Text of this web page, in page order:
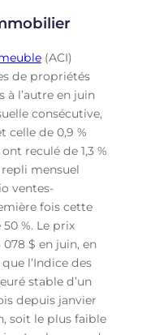
(ACI)
de propriétés
à l’autre en juin
consécutive,
celle de 0,9 %
reculé de 1,3 %
repli mensuel
ventes-
fois cette
%. Le prix
$ en juin, en
l’Indice des
stable d’un
depuis janvier
soit le plus faible